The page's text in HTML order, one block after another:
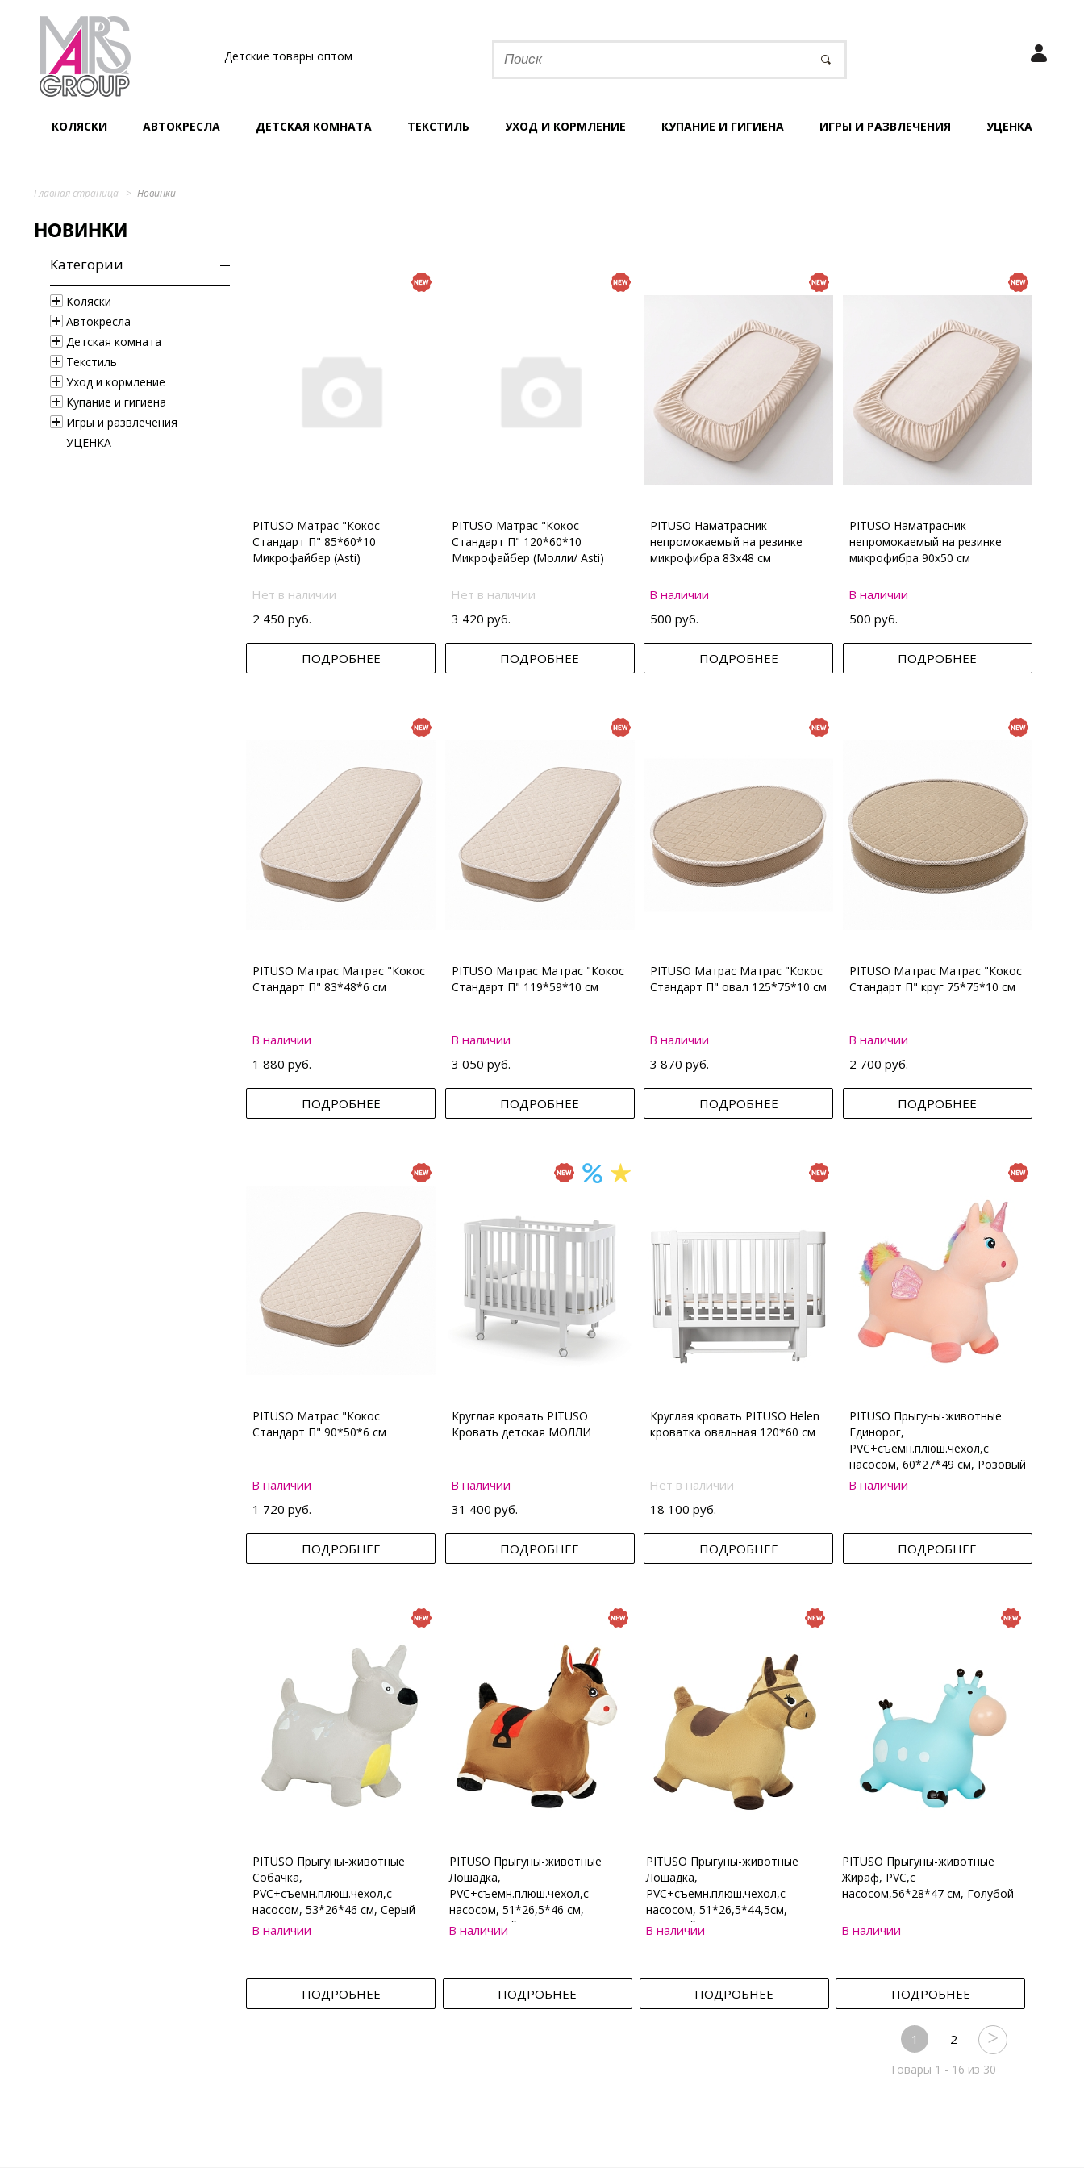
Детские товары оптом
КОЛЯСКИ АВТОКРЕСЛА ДЕТСКАЯ КОМНАТА ТЕКСТИЛЬ УХОД И КОРМЛЕНИЕ КУПАНИЕ И ГИГИЕНА ИГРЫ И РАЗВЛЕЧЕНИЯ УЦЕНКА
Главная страница Новинки
НОВИНКИ
Категории
Коляски
Автокресла
Детская комната
Текстиль
Уход и кормление
Купание и гигиена
Игры и развлечения
УЦЕНКА
PITUSO Матрас "Кокос
Стандарт П" 85*60*10
Микрофайбер (Asti)
Нет в наличии
2 450 руб.
ПОДРОБНЕЕ
PITUSO Матрас "Кокос
Стандарт П" 120*60*10
Микрофайбер (Молли/ Asti)
Нет в наличии
3 420 руб.
ПОДРОБНЕЕ
PITUSO Наматрасник
непромокаемый на резинке
микрофибра 83х48 см
В наличии
500 руб.
ПОДРОБНЕЕ
PITUSO Наматрасник
непромокаемый на резинке
микрофибра 90х50 см
В наличии
500 руб.
ПОДРОБНЕЕ
PITUSO Матрас Матрас "Кокос
Стандарт П" 83*48*6 см
В наличии
1 880 руб.
ПОДРОБНЕЕ
PITUSO Матрас Матрас "Кокос
Стандарт П" 119*59*10 см
В наличии
3 050 руб.
ПОДРОБНЕЕ
PITUSO Матрас Матрас "Кокос
Стандарт П" овал 125*75*10 см
В наличии
3 870 руб.
ПОДРОБНЕЕ
PITUSO Матрас Матрас "Кокос
Стандарт П" круг 75*75*10 см
В наличии
2 700 руб.
ПОДРОБНЕЕ
PITUSO Матрас "Кокос
Стандарт П" 90*50*6 см
В наличии
1 720 руб.
ПОДРОБНЕЕ
Круглая кровать PITUSO
Кровать детская МОЛЛИ
В наличии
31 400 руб.
ПОДРОБНЕЕ
Круглая кровать PITUSO Helen
кроватка овальная 120*60 см
Нет в наличии
18 100 руб.
ПОДРОБНЕЕ
PITUSO Прыгуны-животные
Единорог,
PVC+съемн.плюш.чехол,с
насосом, 60*27*49 см, Розовый
В наличии
ПОДРОБНЕЕ
PITUSO Прыгуны-животные
Собачка,
PVC+съемн.плюш.чехол,с
насосом, 53*26*46 см, Серый
В наличии
ПОДРОБНЕЕ
PITUSO Прыгуны-животные
Лошадка,
PVC+съемн.плюш.чехол,с
насосом, 51*26,5*46 см,
Коричневый
В наличии
ПОДРОБНЕЕ
PITUSO Прыгуны-животные
Лошадка,
PVC+съемн.плюш.чехол,с
насосом, 51*26,5*44,5см,
Бежевый
В наличии
ПОДРОБНЕЕ
PITUSO Прыгуны-животные
Жираф, PVC,с
насосом,56*28*47 см, Голубой
В наличии
ПОДРОБНЕЕ
1 2
Товары 1 - 16 из 30